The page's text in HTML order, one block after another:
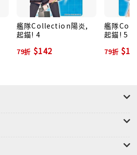
艦隊Collection陽炎,
起錨! 4
79折 $142
艦隊
起錨! 5
79折